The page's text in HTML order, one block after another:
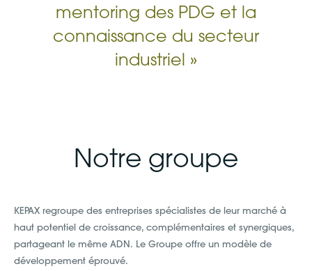
mentoring des PDG et la
connaissance du secteur
industriel »
Notre groupe
KEPAX regroupe des entreprises spécialistes de leur marché à
haut potentiel de croissance, complémentaires et synergiques,
partageant le même ADN. Le Groupe offre un modèle de
développement éprouvé.